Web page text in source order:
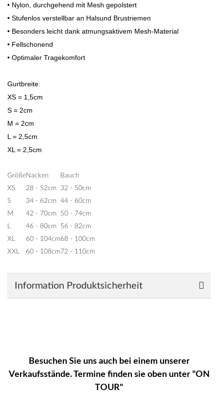
• Nylon, durchgehend mit Mesh gepolstert
• Stufenlos verstellbar an Halsund Brustriemen
• Besonders leicht dank atmungsaktivem Mesh-Material
• Fellschonend
• Optimaler Tragekomfort
Gurtbreite:
XS = 1,5cm
S = 2cm
M = 2cm
L = 2,5cm
XL = 2,5cm
GrößeNacken
Bauch
XS
28 - 52cm
32 - 50cm
S
34 - 62cm 44 - 60cm
M
42 - 70cm
50 - 74cm
46 - 80cm
56 - 82cm
XL
60 - 104cm68 - 100cm
XXL
60 - 108cm72 - 110cm
Information Produktsicherheit
Besuchen Sie uns auch bei einem unserer
Verkaufsstände. Termine finden sie oben unter "ON
TOUR"